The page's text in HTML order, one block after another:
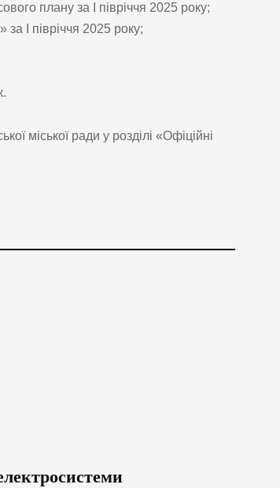
плану за І півріччя 2025 року;
І півріччя 2025 року;
міської ради у розділі «Офіційні